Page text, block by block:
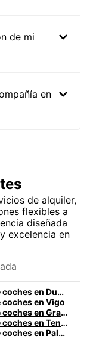
de mi
en
de alquiler,
flexibles a
diseñada
excelencia en
Alquiler de coches en Dublín
en Vigo
Alquiler de coches en Granada
Alquiler de coches en Tenerife
Alquiler de coches en Palermo